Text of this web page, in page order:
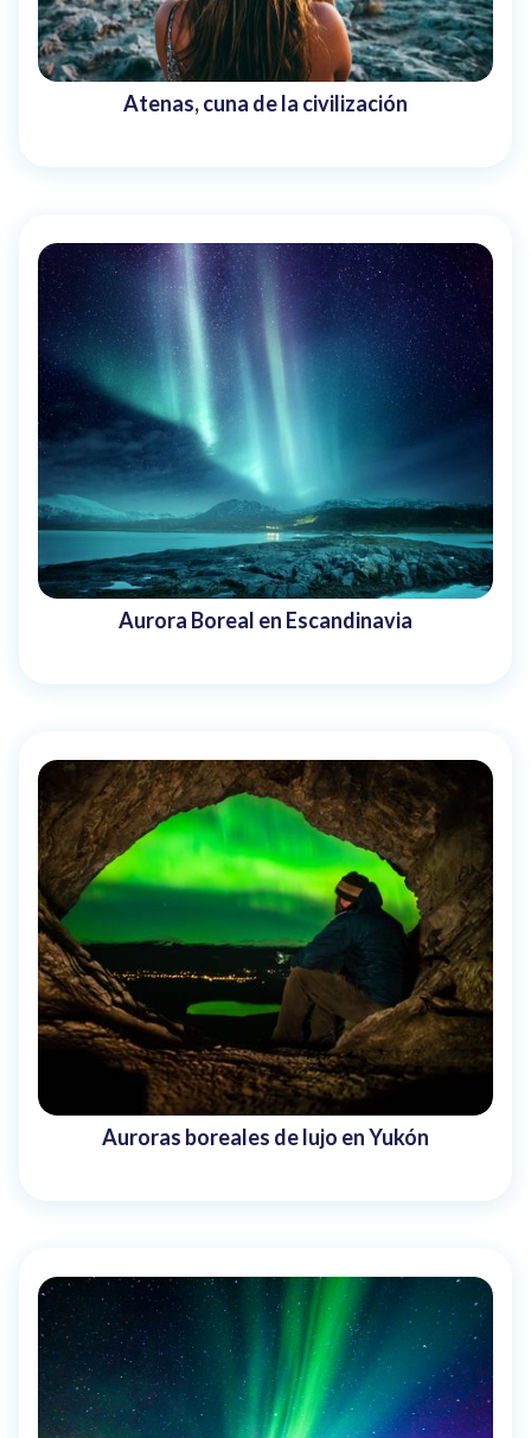
Atenas, cuna de la civilización
Aurora Boreal en Escandinavia
Auroras boreales de lujo en Yukón